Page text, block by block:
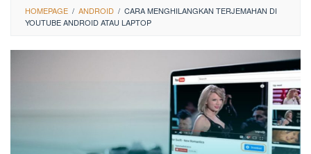
HOMEPAGE / ANDROID / CARA MENGHILANGKAN TERJEMAHAN DI
YOUTUBE ANDROID ATAU LAPTOP